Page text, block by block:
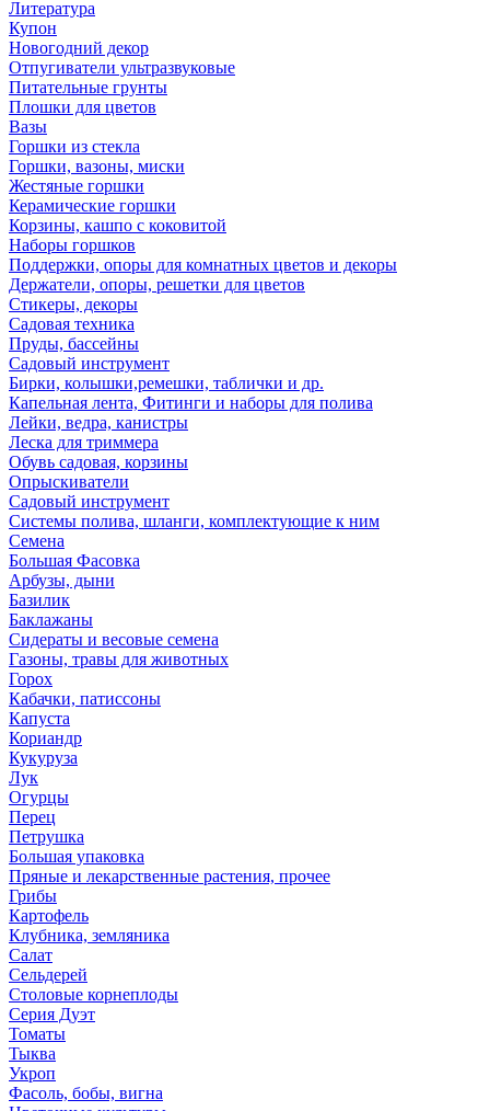
Литература
Купон
Новогодний декор
Отпугиватели ультразвуковые
Питательные грунты
Плошки для цветов
Вазы
Горшки из стекла
Горшки, вазоны, миски
Жестяные горшки
Керамические горшки
Корзины, кашпо с коковитой
Наборы горшков
Поддержки, опоры для комнатных цветов и декоры
Держатели, опоры, решетки для цветов
Стикеры, декоры
Садовая техника
Пруды, бассейны
Садовый инструмент
Бирки, колышки,ремешки, таблички и др.
Капельная лента, Фитинги и наборы для полива
Лейки, ведра, канистры
Леска для триммера
Обувь садовая, корзины
Опрыскиватели
Садовый инструмент
Системы полива, шланги, комплектующие к ним
Семена
Большая Фасовка
Арбузы, дыни
Базилик
Баклажаны
Сидераты и весовые семена
Газоны, травы для животных
Горох
Кабачки, патиссоны
Капуста
Кориандр
Кукуруза
Лук
Огурцы
Перец
Петрушка
Большая упаковка
Пряные и лекарственные растения, прочее
Грибы
Картофель
Клубника, земляника
Салат
Сельдерей
Столовые корнеплоды
Серия Дуэт
Томаты
Тыква
Укроп
Фасоль, бобы, вигна